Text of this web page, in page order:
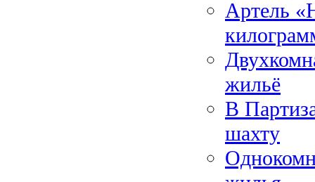
Артель
жильё
В
шахту